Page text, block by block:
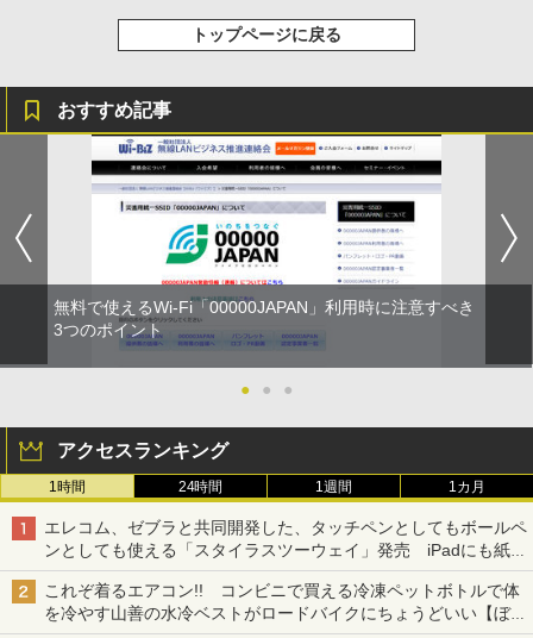
トップページに戻る
おすすめ記事
無料で使えるWi-Fi「00000JAPAN」利用時に注意すべき
3つのポイント
● ● ●
アクセスランキング
1時間 24時間 1週間 1カ月
エレコム、ゼブラと共同開発した、タッチペンとしてもボールペ
ンとしても使える「スタイラスツーウェイ」発売 iPadにも紙に
も、持ち替えずに書き込める
これぞ着るエアコン!! コンビニで買える冷凍ペットボトルで体
を冷やす山善の水冷ベストがロードバイクにちょうどいい【ぼっ